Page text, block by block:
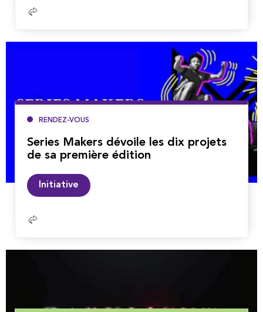
Lire
RENDEZ-VOUS
Series Makers dévoile les dix projets
de sa première édition
Initiative